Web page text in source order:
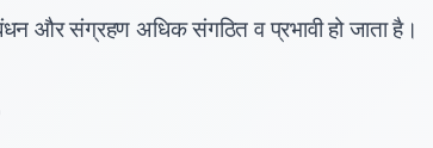
और संग्रहण अधिक संगठित व प्रभावी हो जाता है।